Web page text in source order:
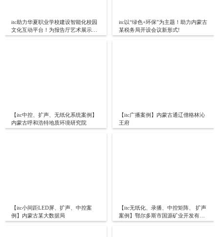
itc助力华夏职业学校建设智能化校园
文化互动平台！为报告厅艺术展示服
务！
itc以“绿色+环保”为主题！助力内蒙古
某税务局开设会议新形式!
【itc中控、扩声、无纸化系统案例】
内蒙古呼和浩特地质环境研究院
【itc广播案例】内蒙古通辽僧格林沁
王府
【itc小间距LED屏、扩声、中控案
例】内蒙古某大数据局
【itc无纸化、录播、中控矩阵、 扩声
案例】鄂尔多斯市国源矿业开发有限
责任公司